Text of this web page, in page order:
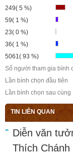
249( 5 %)
59( 1 %)
23( 0 %)
36( 1 %)
5061( 93 %)
Số người tham gia bình
Lần bình chọn đầu tiên
Lần bình chọn sau cùng
TIN LIÊN QUAN
Diễn văn
Thích Chánh